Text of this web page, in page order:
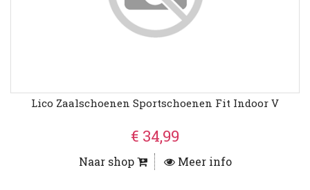
Lico Zaalschoenen Sportschoenen Fit Indoor V
€ 34,99
Naar shop Meer info